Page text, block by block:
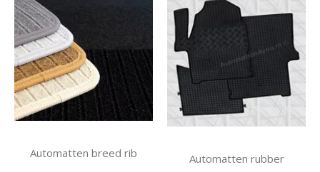
Automatten breed rib Automatten rubber